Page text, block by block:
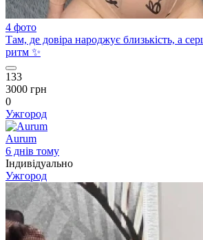
4 фото
Там, де довіра народжує близькість, а
ритм ✨
133
3000 грн
0
Ужгород
Aurum
6 днів тому
Індивідуально
Ужгород